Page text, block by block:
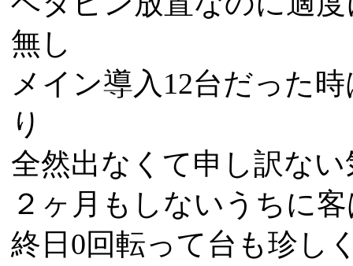
無し
メイン導入12台だった
り
全然出なくて申し訳な
２ヶ月もしないうちに
終日0回転って台も珍し